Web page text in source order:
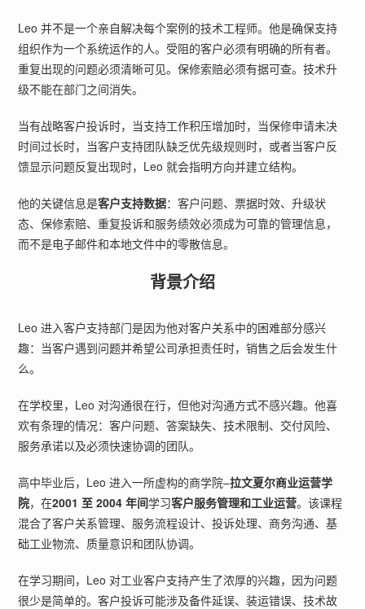
Leo 并不是一个亲自解决每个案例的技术工程师。他是确保支持
组织作为一个系统运作的人。受阻的客户必须有明确的所有者。
重复出现的问题必须清晰可见。保修索赔必须有据可查。技术升
级不能在部门之间消失。
当有战略客户投诉时，当支持工作积压增加时，当保修申请未决
时间过长时，当客户支持团队缺乏优先级规则时，或者当客户反
馈显示问题反复出现时，Leo 就会指明方向并建立结构。
他的关键信息是客户支持数据：客户问题、票据时效、升级状
态、保修索赔、重复投诉和服务绩效必须成为可靠的管理信息，
而不是电子邮件和本地文件中的零散信息。
背景介绍
Leo 进入客户支持部门是因为他对客户关系中的困难部分感兴
趣：当客户遇到问题并希望公司承担责任时，销售之后会发生什
么。
在学校里，Leo 对沟通很在行，但他对沟通方式不感兴趣。他喜
欢有条理的情况：客户问题、答案缺失、技术限制、交付风险、
服务承诺以及必须快速协调的团队。
高中毕业后，Leo 进入一所虚构的商学院–拉文夏尔商业运营学
院，在2001 至 2004 年间学习客户服务管理和工业运营。该课程
混合了客户关系管理、服务流程设计、投诉处理、商务沟通、基
础工业物流、质量意识和团队协调。
在学习期间，Leo 对工业客户支持产生了浓厚的兴趣，因为问题
很少是简单的。客户投诉可能涉及备件延误、装运错误、技术故